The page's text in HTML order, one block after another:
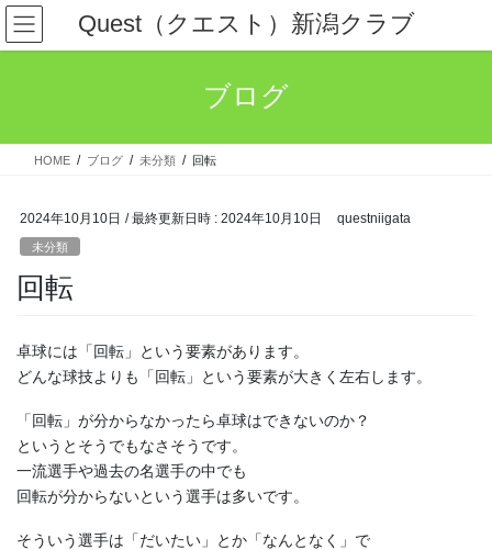
コ
ン
テ
ス
ナ
ビ
ゲ
ン
Quest（クエスト）新潟クラブ
ブログ
HOME ブログ 未分類 回転
2024年10月10日 / 最終更新日時 : 2024年10月10日 questniigata
未分類
回転
卓球には「回転」という要素があります。
どんな球技よりも「回転」という要素が大きく左右します。
「回転」が分からなかったら卓球はできないのか？
というとそうでもなさそうです。
一流選手や過去の名選手の中でも
回転が分からないという選手は多いです。
そういう選手は「だいたい」とか「なんとなく」で